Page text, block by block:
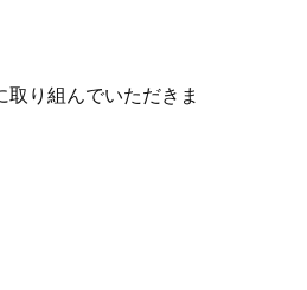
り組んでいただきま